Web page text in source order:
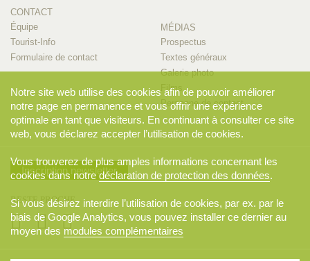
CONTACT
Équipe
Tourist-Info
Formulaire de contact
MÉDIAS
Prospectus
Textes généraux
Galerie photo
Films
Personne de contact
Inscription newsletter
RESTE PROCHE
Notre site web utilise des cookies afin de pouvoir améliorer
notre page en permanence et vous offrir une expérience
optimale en tant que visiteurs. En continuant à consulter ce site
web, vous déclarez accepter l’utilisation de cookies.
Vous trouverez de plus amples informations concernant les
cookies dans notredéclaration de protection des données.
Si vous désirez interdire l’utilisation de cookies, par ex. par le
biais de Google Analytics, vous pouvez installer ce dernier au
moyen des modules complémentaires